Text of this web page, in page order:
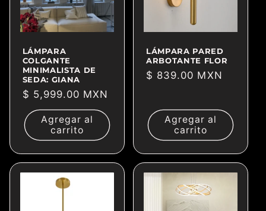
LÁMPARA
COLGANTE
MINIMALISTA DE
SEDA: GIANA
Precio
habitual
$ 5,999.00 MXN
Agregar al
carrito
LÁMPARA PARED
ARBOTANTE FLOR
Precio
$ 839.00 MXN
Agregar al
carrito